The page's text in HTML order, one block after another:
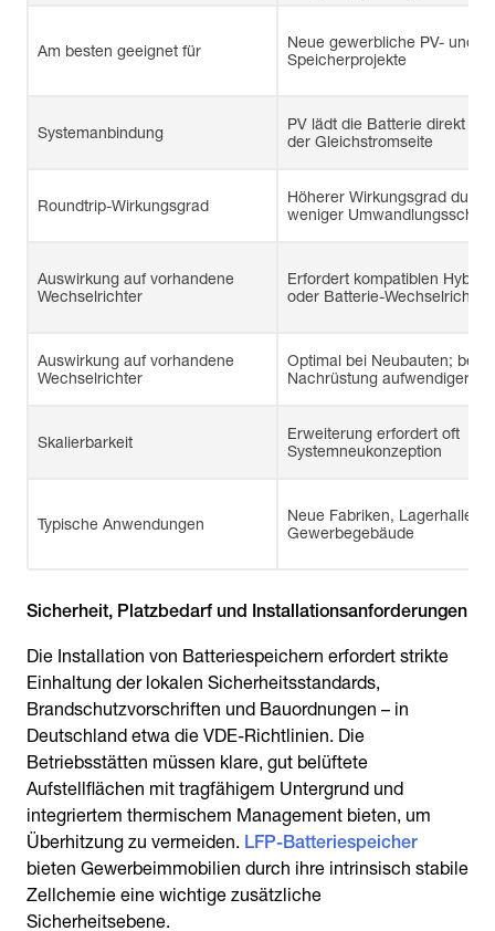
Am besten geeignet für
Neue gewerbliche PV- und
Speicherprojekte
Systemanbindung
PV lädt die Batterie direkt auf
der Gleichstromseite
Roundtrip-Wirkungsgrad
Höherer Wirkungsgrad durch
weniger
Auswirkung auf vorhandene
Wechselrichter
Erfordert kompatiblen Hybrid-
oder Batterie-Wechselrichter
Auswirkung auf vorhandene
Wechselrichter
Optimal bei Neubauten; bei
Nachrüstung aufwendiger
Skalierbarkeit
Erweiterung erfordert oft
Systemneukonzeption
Typische Anwendungen
Neue Fabriken, Lagerhallen,
Gewerbegebäude
Sicherheit, Platzbedarf und Installationsanforderungen
Die Installation von Batteriespeichern erfordert strikte
Einhaltung der lokalen Sicherheitsstandards,
Brandschutzvorschriften und Bauordnungen – in
Deutschland etwa die VDE-Richtlinien. Die
Betriebsstätten müssen klare, gut belüftete
Aufstellflächen mit tragfähigem Untergrund und
integriertem thermischem Management bieten, um
Überhitzung zu vermeiden. LFP-Batteriespeicher
bieten Gewerbeimmobilien durch ihre intrinsisch stabile
Zellchemie eine wichtige zusätzliche
Sicherheitsebene.